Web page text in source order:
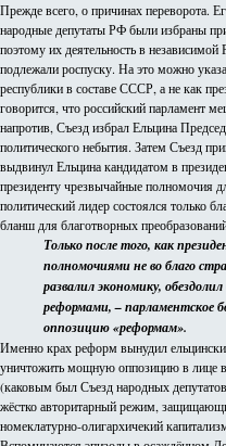
Прежде всего, о причинах переворота.
народные депутаты РФ были избраны
поэтому их деятельность в
подлежали роспуску. На это можно
республики в составе СССР, а не как
говорится, что российский парламент
напротив, Съезд избрал Ельцина
политического небытия. Затем Съезд
выдвинул Ельцина кандидатом в
президенту чрезвычайные полномочия
политический лидер состоялся только
бланш для благотворных
Только после того, как
полномочиями не во благо
развалил экономику,
реформами, – парламентское
оппозицию «реформам».
Именно крах реформ вынудил
уничтожить мощную оппозицию в лице
(каковым был Съезд народных
жёстко авторитарный режим,
номеклатурно-олигархичекий